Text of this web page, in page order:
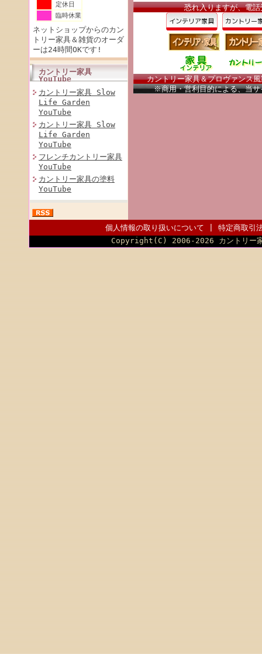
定休日
臨時休業
ネットショップからのカン
トリー家具＆雑貨のオーダ
ーは24時間OKです!
カントリー家具
YouTube
カントリー家具 Slow
Life Garden
YouTube
カントリー家具 Slow
Life Garden
YouTube
フレンチカントリー家具
YouTube
カントリー家具の塗料
YouTube
恐れ入りますが、電
カントリー家具＆プロヴァンス
※商用・営利目的による、当サ
個人情報の取り扱いについて
特定商取引
Copyright(C) 2006-2026 カント